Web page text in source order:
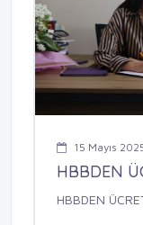
15 Mayıs
HBBDEN
HBBDEN